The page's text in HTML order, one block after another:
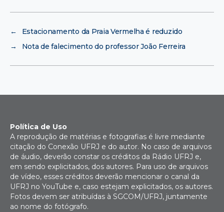
←
Estacionamento da Praia Vermelha é reduzido
→
Nota de falecimento do professor João Ferreira
Política de Uso
A reprodução de matérias e fotografias é livre mediante
citação do Conexão UFRJ e do autor. No caso de arquivos
de áudio, deverão constar os créditos da Rádio UFRJ e,
em sendo explicitados, dos autores. Para uso de arquivos
de vídeo, esses créditos deverão mencionar o canal da
UFRJ no YouTube e, caso estejam explicitados, os autores.
Fotos devem ser atribuídas à SGCOM/UFRJ, juntamente
ao nome do fotógrafo.